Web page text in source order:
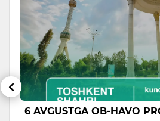
6 AVGUSTGA OB-HAVO